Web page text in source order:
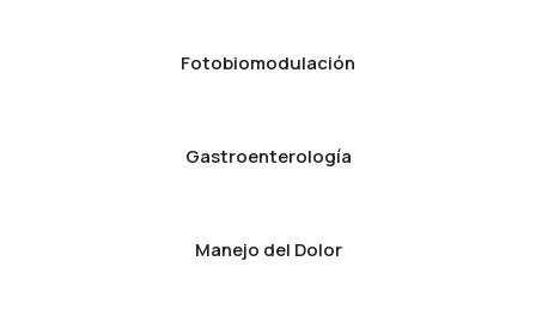
Fotobiomodulación
Gastroenterología
Manejo del Dolor